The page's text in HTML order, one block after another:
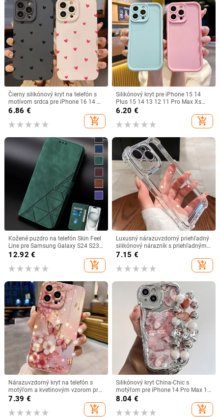
Čierny silikónový kryt na telefón s
motívom srdca pre iPhone 16 14 15
13 12 11 Pro Max X XR XS 7 8 15
16 Plus SE 2020, nárazuvzdorný,
mäkký
6.86 €
add_shopping_cart
Silikónový kryt pre iPhone 15 14
Plus 15 14 13 12 11 Pro Max Xs
Max XR X 8 7 Plus SE 2020 2022
6.20 €
add_shopping_cart
Kožené puzdro na telefón Skin Feel
Line pre Samsung Galaxy S24 S23
S22 S21 S20 Ultra FE S10 E S9 S8
Plus, vyklápacie peňaženka s
kartou a soľou
12.92 €
add_shopping_cart
Luxusný nárazuvzdorný priehľadný
silikónový nárazník s priehľadným
pevným zadným krytom pre iPhone
16 15 14 13 12 11 Pro Max XR XS 8
Plus
7.15 €
add_shopping_cart
Nárazuvzdorný kryt na telefón s
motýľom a kvetinovým vzorom pre
iPhone 11 12 13 14 15 16 Pro Max
Mini XR XS X 7 8 Plus SE2 matný
mäkký kryt
7.39 €
add_shopping_cart
Silikónový kryt China-Chic s
motýľom pre iPhone 14 Pro Max 15
11 12 13 XR 8 7 Plus X XS SE 2020
8.04 €
add_shopping_cart